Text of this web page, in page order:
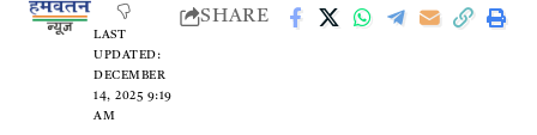
LAST
UPDATED:
DECEMBER
14, 2025 9:19
AM
SHARE